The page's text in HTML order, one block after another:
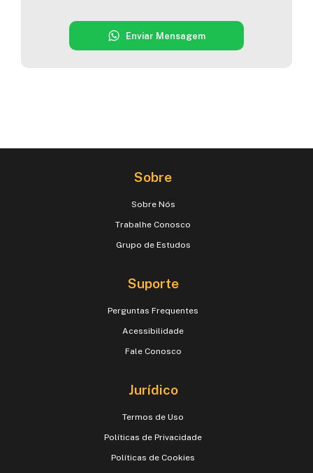
Enviar Mensagem
Sobre
Sobre Nós
Trabalhe Conosco
Grupo de Estudos
Suporte
Perguntas Frequentes
Acessibilidade
Fale Conosco
Jurídico
Termos de Uso
Políticas de Privacidade
Políticas de Cookies